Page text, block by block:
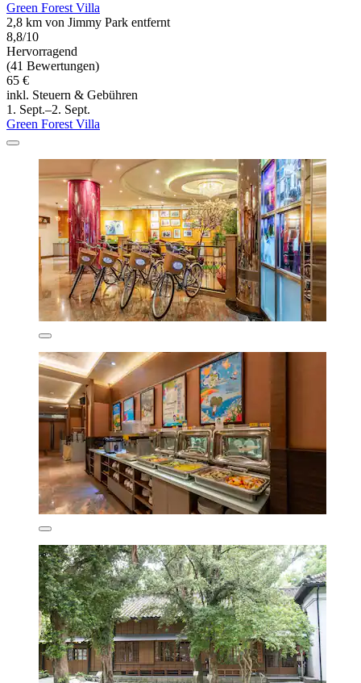
Green Forest Villa
2,8 km von Jimmy Park entfernt
8,8/10
Hervorragend
(41 Bewertungen)
65 €
inkl. Steuern & Gebühren
1. Sept.–2. Sept.
Green Forest Villa